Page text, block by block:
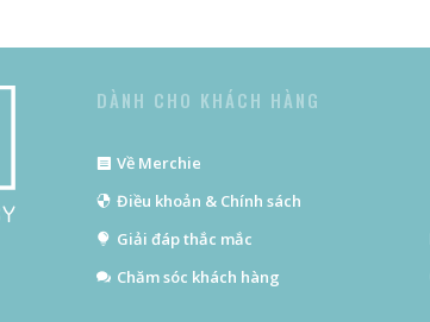
DÀNH CHO KHÁCH HÀNG
Về Merchie
Điều khoản & Chính sách
Giải đáp thắc mắc
Chăm sóc khách hàng